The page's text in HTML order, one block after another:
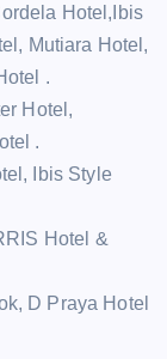
Hotel,Ibis
Mutiara Hotel,
.
Hotel,
.
Ibis Style
Hotel &
D Praya Hotel